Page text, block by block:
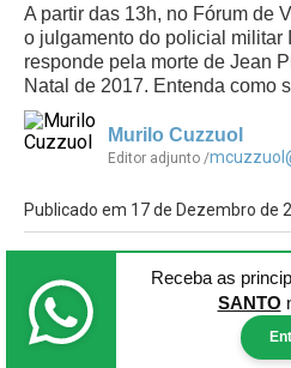
A partir das 13h, no Fórum de
o julgamento do policial militar
responde pela morte de Jean
Natal de 2017. Entenda como
Murilo Cuzzuol
Editor adjunto /
Publicado em 17 de Dezembro de
Receba as
SANTO